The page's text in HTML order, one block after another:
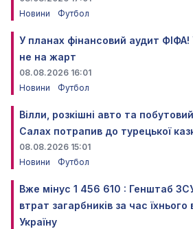
Новини
Футбол
У планах фінансовий аудит
не на жарт
08.08.2026 16:01
Новини
Футбол
Вілли, розкішні авто та
Салах потрапив до турецької
08.08.2026 15:01
Новини
Футбол
Вже мінус 1 456 610 : Генштаб ЗСУ
втрат загарбників за час
Україну